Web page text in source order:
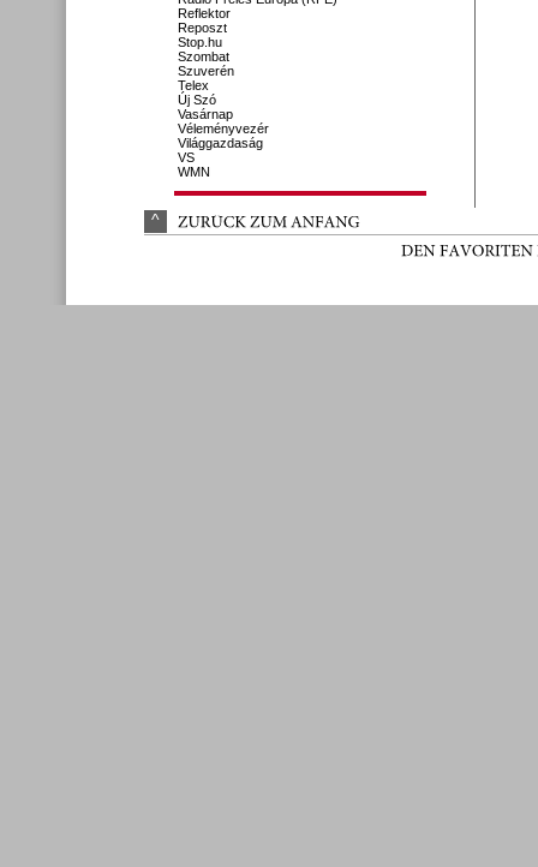
Reflektor
Reposzt
Stop.hu
Szombat
Szuverén
Telex
Új Szó
Vasárnap
Véleményvezér
Világgazdaság
VS
WMN
^ ZURÜCK ZUM ANFANG
DEN FAVORITEN